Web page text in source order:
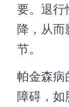
要。退行
降，从
节。
帕金森
障碍，